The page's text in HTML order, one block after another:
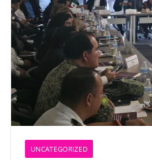
UNCATEGORIZED